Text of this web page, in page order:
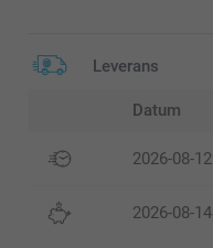
Leverans
Datum
2026-08-12
2026-08-14